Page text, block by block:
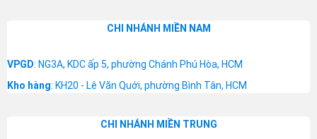
CHI NHÁNH MIỀN NAM
VPGD: NG3A, KDC ấp 5, phường Chánh Phú Hòa, HCM
Kho hàng: KH20 - Lê Văn Quới, phường Bình Tân, HCM
CHI NHÁNH MIỀN TRUNG